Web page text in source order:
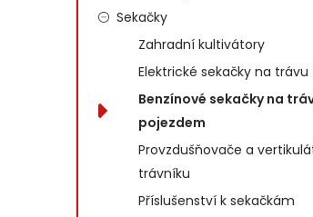
Sekačky
Zahradní kultivátory
Elektrické sekačky na trávu
Benzínové sekačky na
pojezdem
Provzdušňovače a
trávníku
Příslušenství k sekačkám